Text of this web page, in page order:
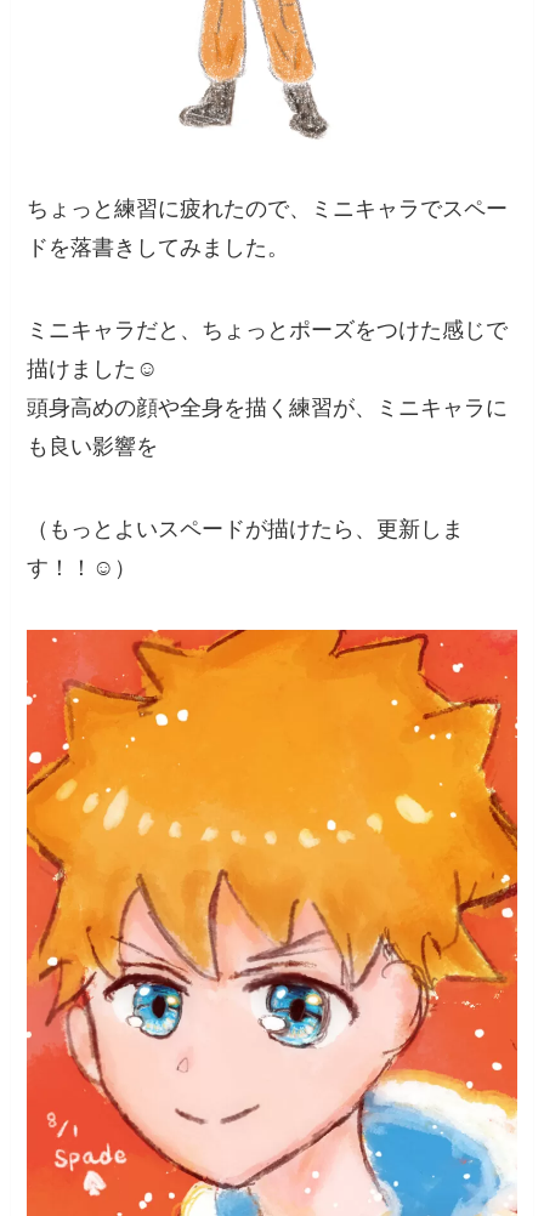
ちょっと練習に疲れたので、ミニキャラでスペー
ドを落書きしてみました。
ミニキャラだと、ちょっとポーズをつけた感じで
描けました☺️
頭身高めの顔や全身を描く練習が、ミニキャラに
も良い影響を
（もっとよいスペードが描けたら、更新しま
す！！☺️）